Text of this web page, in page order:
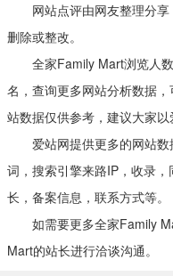
网站点评由网友整理分享
删除或整改。
全家Family Mart浏览人数
名，查询更多网站分析数据
站数据仅供参考，建议大家以
爱站网提供更多的网站数
词，搜索引擎来路IP，收录
长，备案信息，联系方式等。
如需要更多全家Family
Mart的站长进行洽谈沟通。